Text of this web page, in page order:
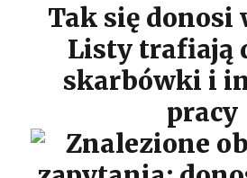
Tak się donosi
Listy trafiają
skarbówki i
pracy